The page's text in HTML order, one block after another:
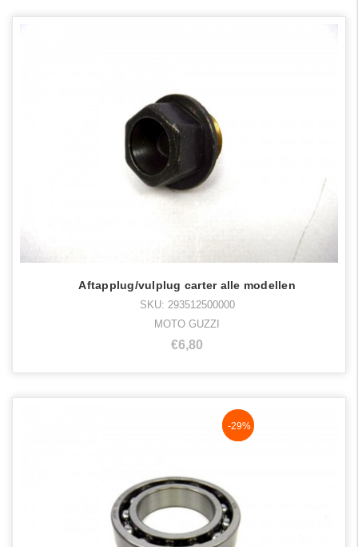
Aftapplug/vulplug carter alle modellen
SKU: 293512500000
MOTO GUZZI
€6,80
NaN%
-29%